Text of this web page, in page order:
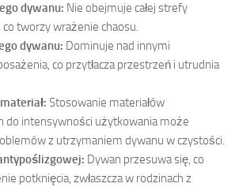
dywanu: Nie obejmuje całej strefy
tworzy wrażenie chaosu.
dywanu: Dominuje nad innymi
co przytłacza przestrzeń i utrudnia
Stosowanie materiałów
do intensywności użytkowania może
z utrzymaniem dywanu w czystości.
Dywan przesuwa się, co
potknięcia, zwłaszcza w rodzinach z